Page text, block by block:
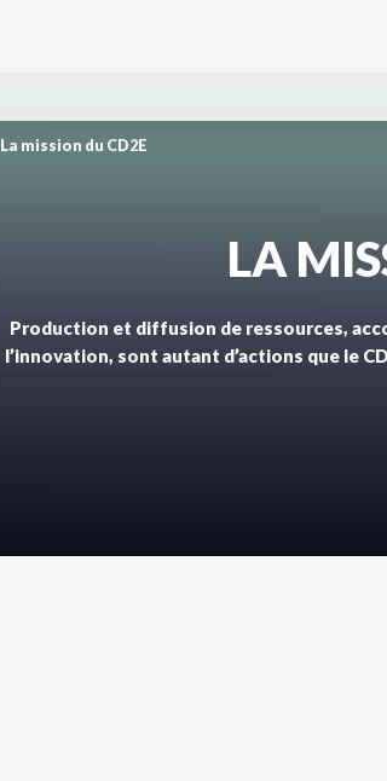
La mission du CD2E
LA
Production et diffusion de ressources,
l’innovation, sont autant d’actions que le